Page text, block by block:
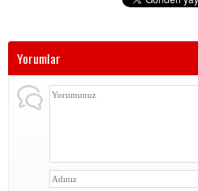
Yorumlar